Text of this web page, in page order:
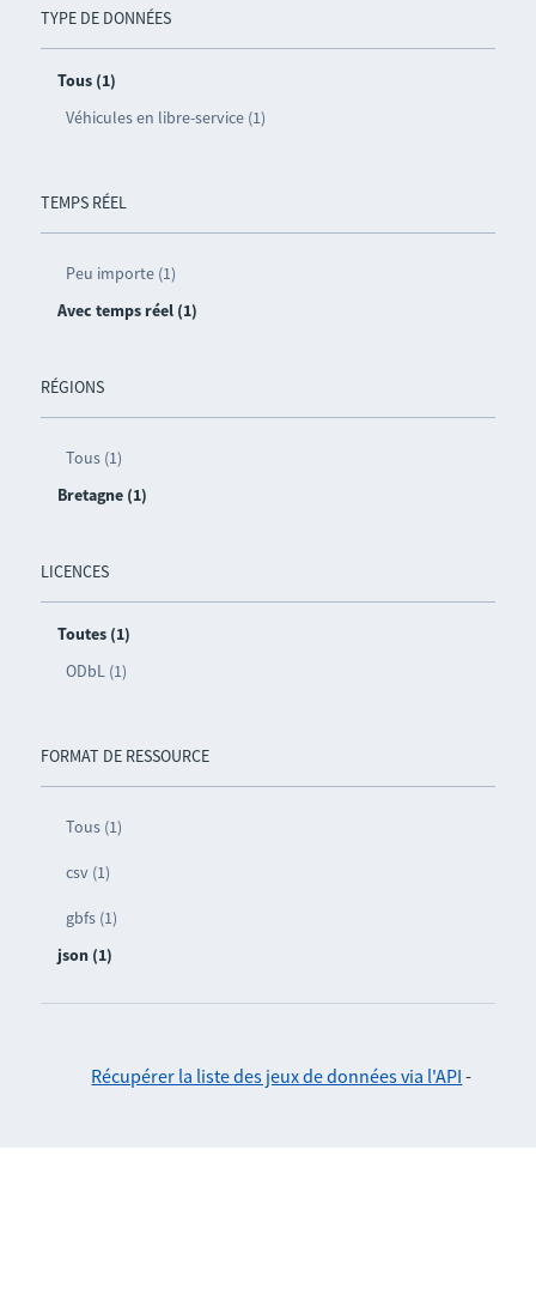
TYPE DE DONNÉES
Tous (1)
Véhicules en libre-service (1)
TEMPS RÉEL
Peu importe (1)
Avec temps réel (1)
RÉGIONS
Tous (1)
Bretagne (1)
LICENCES
Toutes (1)
ODbL (1)
FORMAT DE RESSOURCE
Tous (1)
csv (1)
gbfs (1)
json (1)
Récupérer la liste des jeux de données via l'API -